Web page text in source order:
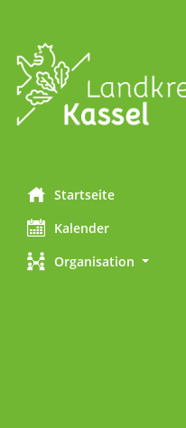
Startseite
Kalender
Organisation